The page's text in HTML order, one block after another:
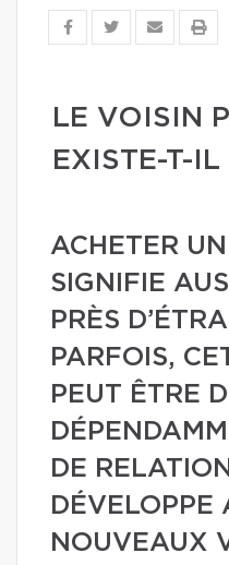
LE VOISIN
EXISTE-T-
ACHETER
SIGNIFIE
PRÈS
PARFOIS,
PEUT ÊTRE
DE
DÉVELOPPE
NOUVEAUX